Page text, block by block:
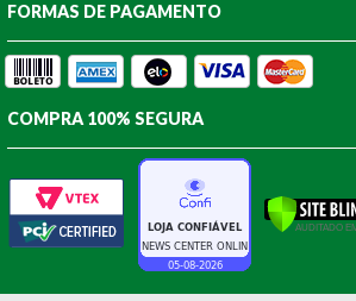
FORMAS DE PAGAMENTO
COMPRA 100% SEGURA